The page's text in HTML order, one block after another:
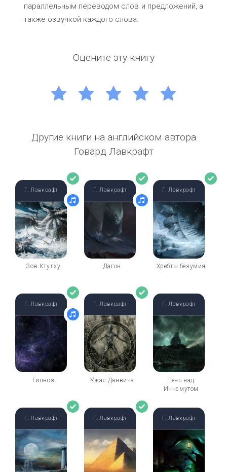
параллельным переводом слов и предложений, а
также озвучкой каждого слова.
Оцените эту книгу
Другие книги на английском автора
Говард Лавкрафт
Зов Ктулху
Г. Лавкрафт
Дагон
Г. Лавкрафт
Хребты безумия
Г. Лавкрафт
Гипноз
Г. Лавкрафт
Ужас Данвича
Г. Лавкрафт
Тень над
Иннсмутом
Г. Лавкрафт
Г. Лавкрафт Г. Лавкрафт Г. Лавкрафт